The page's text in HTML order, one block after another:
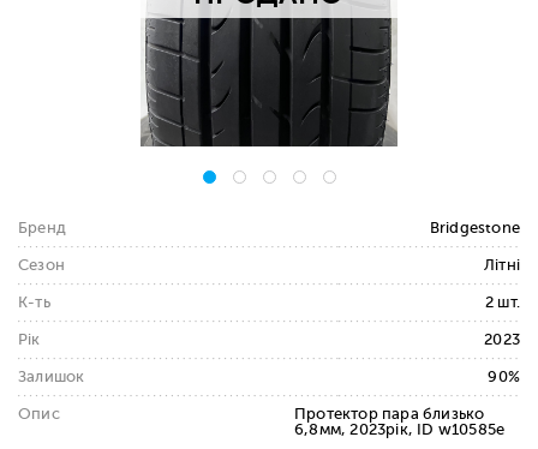
Бренд Bridgestone
Сезон Літні
К-ть 2 шт.
Рік 2023
Залишок 90%
Опис
Протектор пара близько
6,8мм, 2023рік, ID w10585e